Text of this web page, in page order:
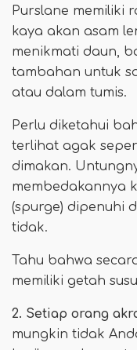
Purslane memiliki
kaya akan asam
menikmati daun,
tambahan untuk
atau dalam tumis.
Perlu diketahui
terlihat agak
dimakan.
membedakannya
(spurge) dipenuhi
tidak.
Tahu bahwa
memiliki getah
2. Setiap orang
mungkin tidak